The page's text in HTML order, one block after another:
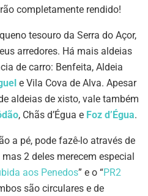
completamente rendido!
tesouro da Serra do Açor,
arredores. Há mais aldeias
de carro: Benfeita, Aldeia
e Vila Cova de Alva. Apesar
aldeias de xisto, vale também
, Chãs d’Égua e Foz d’Égua.
a pé, pode fazê-lo através de
2 deles merecem especial
aos Penedos” e o “PR2
são circulares e de